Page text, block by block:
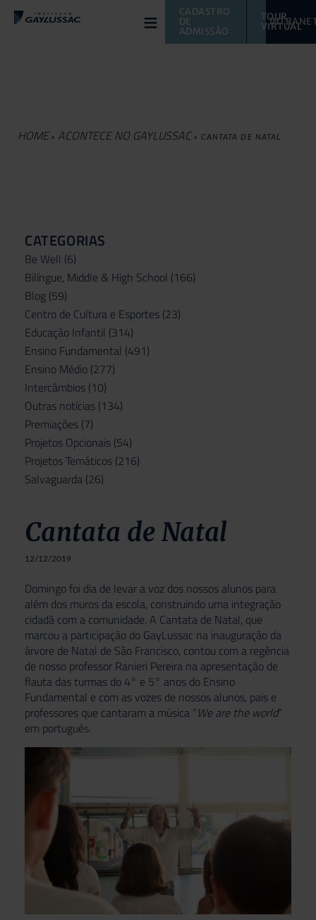
≡
CADASTRO
DE
ADMISSÃO
TOUR
VIRTUAL
HOME » ACONTECE NO GAYLUSSAC » CANTATA DE NATAL
CATEGORIAS
Be Well (6)
Bilíngue, Middle & High School (166)
Blog (59)
Centro de Cultura e Esportes (23)
Educação Infantil (314)
Ensino Fundamental (491)
Ensino Médio (277)
Intercâmbios (10)
Outras notícias (134)
Premiações (7)
Projetos Opcionais (54)
Projetos Temáticos (216)
Salvaguarda (26)
Cantata de Natal
12/12/2019
Domingo foi dia de levar a voz dos nossos alunos para
além dos muros da escola, construindo uma integração
cidadã com a comunidade. A Cantata de Natal, que
marcou a participação do GayLussac na inauguração da
árvore de Natal de São Francisco, contou com a regência
de nosso professor Ranieri Pereira na apresentação de
flauta das turmas do 4° e 5° anos do Ensino
Fundamental e com as vozes de nossos alunos, pais e
professores que cantaram a música “We are the world”
em português.